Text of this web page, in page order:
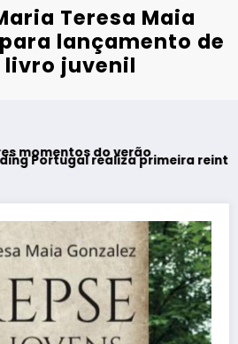
Teresa Maia
lançamento de
livro juvenil
verãoprimeira reintrodução de